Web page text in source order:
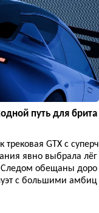
путь для брита
GTX с суперч
явно выбрала лёг
Следом обещаны доро
с большими амбиц